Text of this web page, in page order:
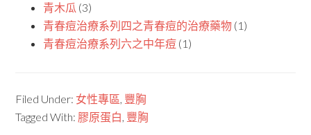
青木瓜 (3)
青春痘治療系列四之青春痘的治療藥物 (1)
青春痘治療系列六之中年痘 (1)
Filed Under: 女性專區, 豐胸
Tagged With: 膠原蛋白, 豐胸